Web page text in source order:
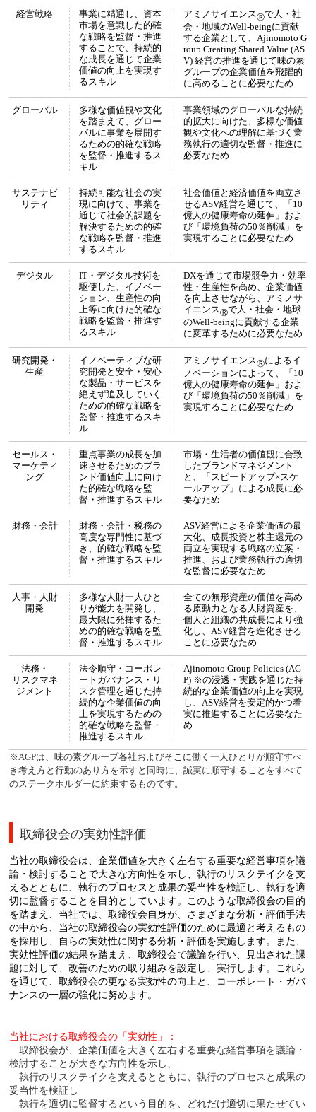
経営戦略
事業に精通し、資本
市場を意識した的確
な戦略を監督・推進
することで、持続的
な成長を通じて企業
価値の向上を実現す
るスキル
アミノサイエンスⓇで人・社
会・地域のWell-beingに貢献
する企業として、Ajinomoto G
roup Creating Shared Value (AS
V) 経営の推進を通じて味の素
グループの企業価値を飛躍的
に高めることに必要なため
グローバル
多様な価値観や文化
を踏まえて、グロー
バルに事業を展開す
るための的確な戦略
を監督・推進するス
キル
事業領域のグローバルな持続
的拡大に向けた、多様な価値
観や文化への理解に基づく業
務執行の適切な監督・推進に
必要なため
サステナビ
リティ
持続可能な社会の実
現に向けて、事業を
通じて社会的課題を
解決するための的確
な戦略を監督・推進
するスキル
社会価値と経済価値を両立さ
せるASV経営を通じて、「10
億人の健康寿命の延伸」およ
び「環境負荷の50％削減」を
実現することに必要なため
デジタル
IT・デジタル技術を
駆使した、イノベー
ション、生産性の向
上等に向けた的確な
戦略を監督・推進す
るスキル
DXを通じて市場競争力・効率
性・生産性を高め、企業価値
を向上させながら、アミノサ
イエンスⓇで人・社会・地球
のWell-beingに貢献する企業
に変革するために必要なため
研究開発・
生産
イノベーティブな研
究開発と安全・安心
な製品・サービスを
絶えず追及していく
ための的確な戦略を
監督・推進するスキ
ル
アミノサイエンスⓇによるイ
ノベーションによって、「10
億人の健康寿命の延伸」およ
び「環境負荷の50％削減」を
実現することに必要なため
セールス・
マーケティ
ング
重点事業の成長を加
速させるためのブラ
ンド価値向上に向け
た的確な戦略を監
督・推進するスキル
市場・生活者の価値観に合致
したブランドマネジメント
と、「スピードアップ×スケ
ールアップ」による成長に必
要なため
財務・会計
財務・会計・税務の
高度な専門性に基づ
き、的確な戦略を監
督・推進するスキル
ASV経営による企業価値の最
大化、成長投資と株主還元の
両立を実現する戦略の立案・
推進、および業務執行の適切
な監督に必要なため
人事・人財
開発
多様な人財一人ひと
りが能力を開発し、
最大限に発揮するた
めの的確な戦略を監
督・推進するスキル
全ての無形資産の価値を高め
る原動力となる人財資産を、
個人と組織の共成長により強
化し、ASV経営を進化させる
ことに必要なため
法務・
リスクマネ
ジメント
法令順守・コーポレ
ートガバナンス・リ
スク管理を通じた持
続的な企業価値の向
上を実現するための
的確な戦略を監督・
推進するスキル
Ajinomoto Group Policies (AG
P) ※の浸透・実践を通じた持
続的な企業価値の向上を実現
し、ASV経営を安定的かつ着
実に推進することに必要なた
め
※AGPは、味の素グループ各社およびそこに働く一人ひとりが順守すべ
き考え方と行動のあり方を示すと同時に、誠実に順守することをすべて
のステークホルダーに約束するものです。
取締役会の実効性評価
当社の取締役会は、企業価値を大きく左右する重要な経営事項を議
論・検討することで大きな方向性を示し、執行のリスクテイクを支
えるとともに、執行のプロセスと成果の妥当性を検証し、執行を適
切に監督することを目的としています。このような取締役会の目的
を踏まえ、当社では、取締役会自身が、さまざまな分析・評価手法
の中から、当社の取締役会の実効性評価のために最適と考えるもの
を採用し、自らの実効性に関する分析・評価を実施します。また、
実効性評価の結果を踏まえ、取締役会で議論を行い、見出された課
題に対して、改善のための取り組みを設定し、実行します。これら
を通じて、取締役会の更なる実効性の向上と、コーポレート・ガバ
ナンスの一層の強化に努めます。
当社における取締役会の「実効性」：
取締役会が、企業価値を大きく左右する重要な経営事項を議論・
検討することが大きな方向性を示し、
執行のリスクテイクを支えるとともに、執行のプロセスと成果の
妥当性を検証し
執行を適切に監督するという目的を、どれだけ適切に果たせてい